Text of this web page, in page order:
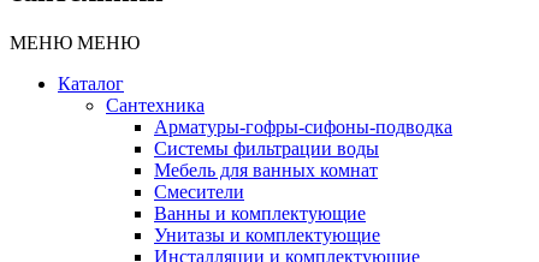
МЕНЮ МЕНЮ
Каталог
Сантехника
Арматуры-гофры-сифоны-подводка
Системы фильтрации воды
Мебель для ванных комнат
Смесители
Ванны и комплектующие
Унитазы и комплектующие
Инсталляции и комплектующие